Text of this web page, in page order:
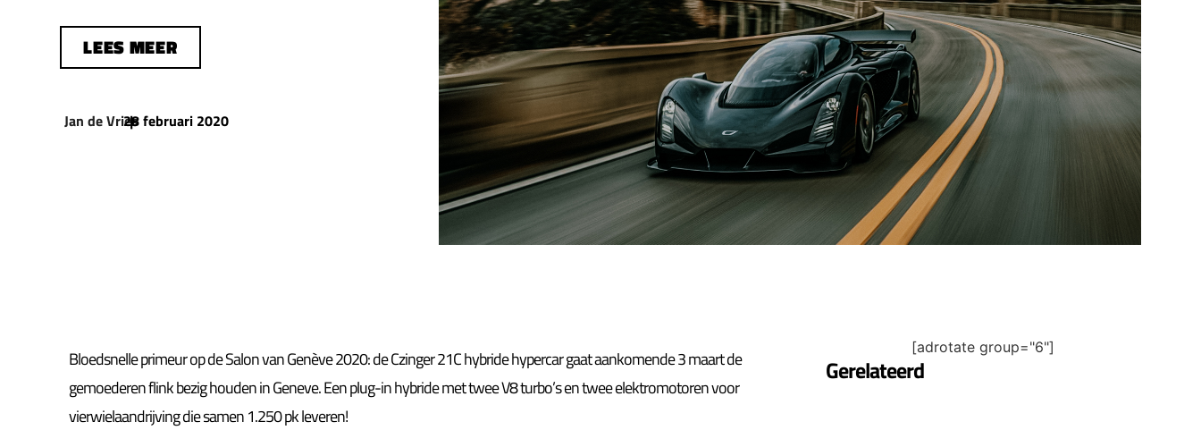
LEES MEER
Jan de Vries
|
28 februari 2020
Bloedsnelle primeur op de Salon van Genève 2020: de Czinger 21C hybride hypercar gaat aankomende 3 maart de
gemoederen flink bezig houden in Geneve. Een plug-in hybride met twee V8 turbo’s en twee elektromotoren voor
vierwielaandrijving die samen 1.250 pk leveren!
[adrotate group="6"]
Gerelateerd